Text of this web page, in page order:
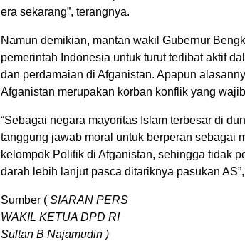
era sekarang”, terangnya.
Namun demikian, mantan wakil Gubernur
pemerintah Indonesia untuk turut terlibat aktif
dan perdamaian di Afganistan. Apapun
Afganistan merupakan korban konflik yang
“Sebagai negara mayoritas Islam terbesar di
tanggung jawab moral untuk berperan sebagai
kelompok Politik di Afganistan, sehingga tidak
darah lebih lanjut pasca ditariknya pasukan
Sumber ( SIARAN PERS
WAKIL KETUA DPD RI
Sultan B Najamudin )